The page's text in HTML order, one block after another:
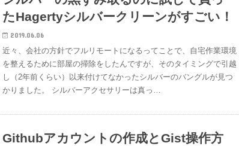
たHagertyシルバークリーンがすごい！
2019.06.06
近々、会社の方針でフルリモートになるってことで、自宅作業環境
を整えるために部屋の掃除をしたんですが、そのタイミングで引越
し（2年前くらい）以来付けてなかったシルバーのバングルが見つ
かりました。 シルバーアクセサリーは真っ…
Githubアカウントの作成とGist操作方